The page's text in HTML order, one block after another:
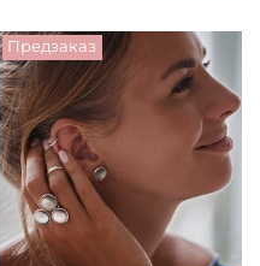
Предзаказ